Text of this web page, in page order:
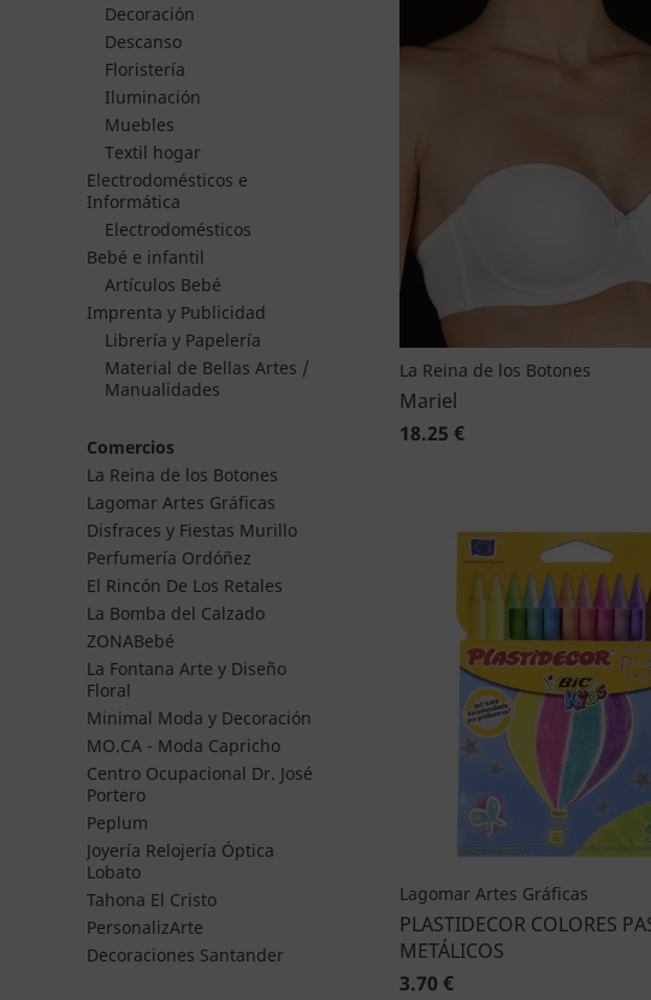
Decoración
Descanso
Floristería
Iluminación
Muebles
Textil hogar
Electrodomésticos e
Informática
Electrodomésticos
Bebé e infantil
Artículos Bebé
Imprenta y Publicidad
Librería y Papelería
Material de Bellas Artes /
Manualidades
Comercios
La Reina de los Botones
Lagomar Artes Gráficas
Disfraces y Fiestas Murillo
Perfumería Ordóñez
El Rincón De Los Retales
La Bomba del Calzado
ZONABebé
La Fontana Arte y Diseño
Floral
Minimal Moda y Decoración
MO.CA - Moda Capricho
Centro Ocupacional Dr. José
Portero
Peplum
Joyería Relojería Óptica
Lobato
Tahona El Cristo
PersonalizArte
Decoraciones Santander
La Reina de los Botones
Mariel
18.25 €
Lagomar Artes Gráficas
PLASTIDECOR COLORES
METÁLICOS
3.70 €